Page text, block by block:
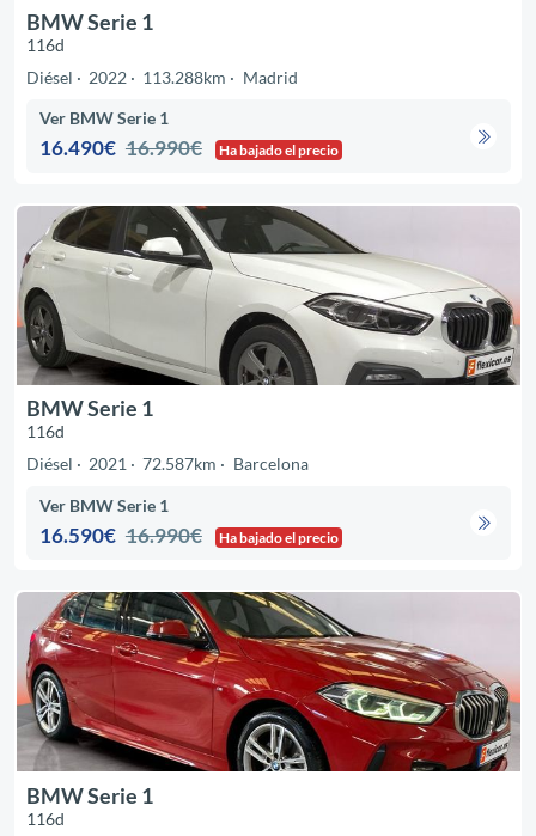
BMW Serie 1
116d
Diésel
2022 113.288km Madrid
Ver BMW Serie 1
16.490€ 16.990€ Ha bajado el precio
BMW Serie 1
116d
Diésel
2021 72.587km Barcelona
Ver BMW Serie 1
16.590€ 16.990€ Ha bajado el precio
BMW Serie 1
116d